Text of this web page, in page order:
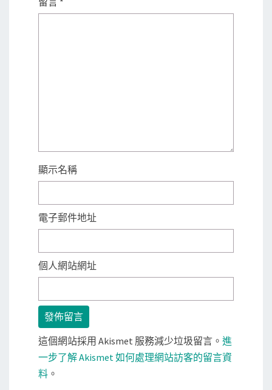
顯示名稱
電子郵件地址
個人網站網址
這個網站採用 Akismet 服務減少垃圾留言。 進
一步了解 Akismet 如何處理網站訪客的留言資
料 。